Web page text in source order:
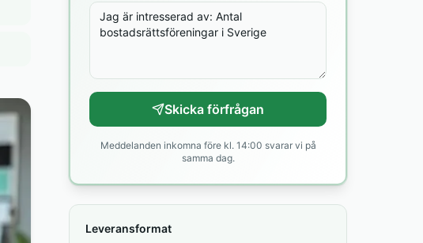
Skicka förfrågan
Meddelanden inkomna före kl. 14:00 svarar vi på
samma dag.
Leveransformat